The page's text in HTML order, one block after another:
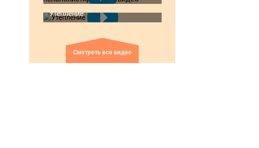
Утепление
Смотреть все видео